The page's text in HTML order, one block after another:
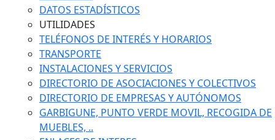
DATOS ESTADÍSTICOS
UTILIDADES
TELÉFONOS DE INTERÉS Y HORARIOS
TRANSPORTE
INSTALACIONES Y SERVICIOS
DIRECTORIO DE ASOCIACIONES Y COLECTIVOS
DIRECTORIO DE EMPRESAS Y AUTÓNOMOS
GARBIGUNE, PUNTO VERDE MOVIL, RECOGIDA DE
MUEBLES, ..